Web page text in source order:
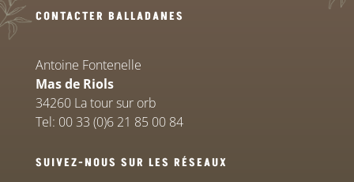
CONTACTER BALLADANES
Antoine Fontenelle
Mas de Riols
34260 La tour sur orb
Tel: 00 33 (0)6 21 85 00 84
SUIVEZ-NOUS SUR LES RÉSEAUX